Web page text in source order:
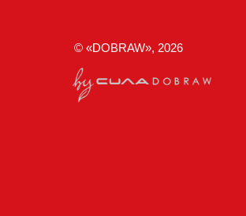
© «DOBRAW», 2026